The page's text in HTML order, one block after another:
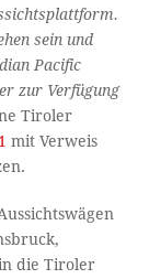
sein und
Pacific
zur Verfügung
Tiroler
mit Verweis
die Tiroler